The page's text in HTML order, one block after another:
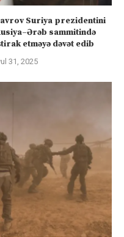
Suriya prezidentini
sammitində
etməyə dəvət edib
31, 2025